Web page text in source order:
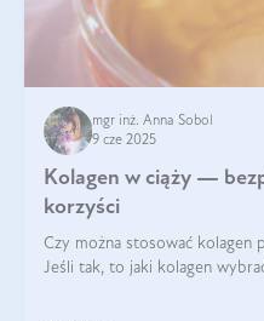
mgr inż. Anna Sobol
9 cze 2025
Kolagen w ciąży —
korzyści
Czy można stosować kolagen
Jeśli tak, to jaki kolagen